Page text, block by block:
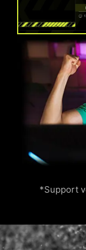
*Support